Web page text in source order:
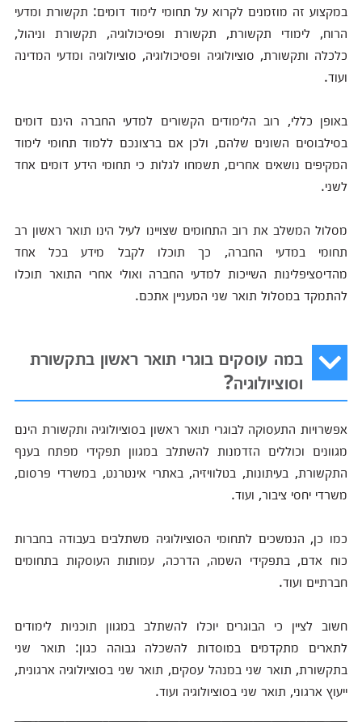
במקצוע זה מוזמנים לקרוא על תחומי לימוד דומים: תקשורת ומדעי
הרוח, לימודי תקשורת, תקשורת ופסיכולוגיה, תקשורת וניהול,
כלכלה ותקשורת, סוציולוגיה ופסיכולוגיה, סוציולוגיה ומדעי המדינה
ועוד.
באופן כללי, רוב הלימודים הקשורים למדעי החברה הינם דומים
בסילבוסים השונים שלהם, ולכן אם ברצונכם ללמוד תחומי לימוד
המקיפים נושאים אחרים, תשמחו לגלות כי תחומי הידע דומים אחד
לשני.
מסלול המשלב את רוב התחומים שצויינו לעיל הינו תואר ראשון רב
תחומי במדעי החברה, כך תוכלו לקבל מידע בכל אחד
מהדיסציפלינות השייכות למדעי החברה ואולי אחרי התואר תוכלו
להתמקד במסלול תואר שני המעניין אתכם.
במה עוסקים בוגרי תואר ראשון בתקשורת
וסוציולוגיה?
אפשרויות התעסוקה לבוגרי תואר ראשון בסוציולוגיה ותקשורת הינם
מגוונים וכוללים הזדמנות להשתלב במגוון תפקידי מפתח בענף
התקשורת, בעיתונות, בטלוויזיה, באתרי אינטרנט, במשרדי פרסום,
משרדי יחסי ציבור, ועוד.
כמו כן, הנמשכים לתחומי הסוציולוגיה משתלבים בעבודה בחברות
כוח אדם, בתפקידי השמה, הדרכה, עמותות העוסקות בתחומים
חברתיים ועוד.
חשוב לציין כי הבוגרים יוכלו להשתלב במגוון תוכניות לימודים
לתארים מתקדמים במוסדות להשכלה גבוהה כגון: תואר שני
בתקשורת, תואר שני במנהל עסקים, תואר שני בסוציולוגיה ארגונית,
ייעוץ ארגוני, תואר שני בסוציולוגיה ועוד.